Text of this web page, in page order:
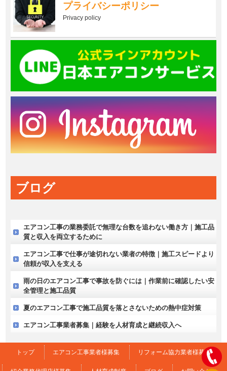
プライバシーポリシー
Privacy policy
ブログ
エアコン工事の業務委託で無理な台数を追わない働き方｜施工品
質と収入を両立するために
エアコン工事で仕事が途切れない業者の特徴｜施工スピードより
信頼が収入を支える
雨の日のエアコン工事で事故を防ぐには｜作業前に確認したい安
全管理と施工品質
夏のエアコン工事で施工品質を落とさないための熱中症対策
エアコン工事業者募集｜経験を人材育成と継続収入へ
トップ エアコン工事業者様募集 リフォーム協力業者様募集